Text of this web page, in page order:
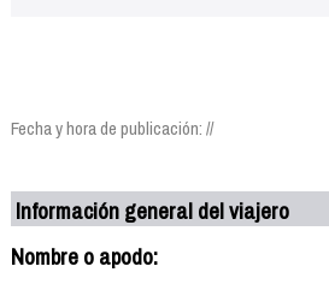
Fecha y hora de publicación: //
Información general del viajero
Nombre o apodo: